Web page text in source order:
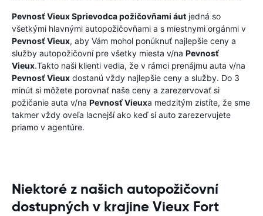
Pevnosť VieuxSprievodca požičovňami áut jedná so
všetkými hlavnými autopožičovňami a s miestnymi orgánmi v
Pevnosť Vieux, aby Vám mohol ponúknuť najlepšie ceny a
služby autopožičovní pre všetky miesta v/na Pevnosť
Vieux.Takto naši klienti vedia, že v rámci prenájmu auta v/na
Pevnosť Vieux dostanú vždy najlepšie ceny a služby. Do 3
minút si môžete porovnať naše ceny a zarezervovať si
požičanie auta v/na Pevnosť Vieuxa medzitým zistíte, že sme
takmer vždy oveľa lacnejší ako keď si auto zarezervujete
priamo v agentúre.
Niektoré z našich autopožičovní
dostupných v krajine Vieux Fort